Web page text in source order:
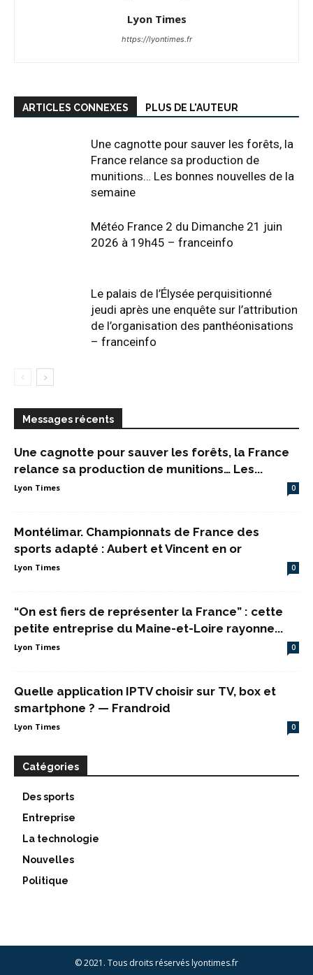
Lyon Times
https://lyontimes.fr
ARTICLES CONNEXES PLUS DE L'AUTEUR
Une cagnotte pour sauver les forêts, la
France relance sa production de
munitions… Les bonnes nouvelles de la
semaine
Météo France 2 du Dimanche 21 juin
2026 à 19h45 – franceinfo
Le palais de l’Élysée perquisitionné
jeudi après une enquête sur l’attribution
de l’organisation des panthéonisations
– franceinfo
Messages récents
Une cagnotte pour sauver les forêts, la France
relance sa production de munitions… Les...
Lyon Times 0
Montélimar. Championnats de France des
sports adapté : Aubert et Vincent en or
Lyon Times 0
“On est fiers de représenter la France” : cette
petite entreprise du Maine-et-Loire rayonne...
Lyon Times 0
Quelle application IPTV choisir sur TV, box et
smartphone ? — Frandroid
Lyon Times 0
Catégories
Des sports
Entreprise
La technologie
Nouvelles
Politique
© 2021. Tous droits réservés lyontimes.fr